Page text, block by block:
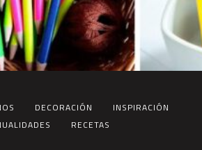
DECORACIÓN
INSPIRACIÓN
RECETAS